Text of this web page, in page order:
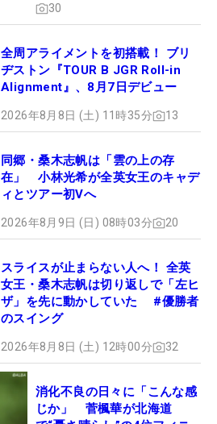
30
全周アライメントを初搭載！ ブリ
ヂストン『TOUR B JGR Roll-in
Alignment』、8月7日デビュー
2026年8月8日 (土) 11時35分 13
同郷・桑木志帆は「雲の上の存
在」 小林光希が全英女王のキャデ
ィとツアー初Vへ
2026年8月9日 (日) 08時03分 20
スライスが止まらない人へ！ 全英
女王・桑木志帆は切り返しで「左ヒ
ザ」を先に動かしていた #優勝者
のスイング
2026年8月8日 (土) 12時00分 32
消化不良の日々に「こんな感
じか」 菅楓華が北海道